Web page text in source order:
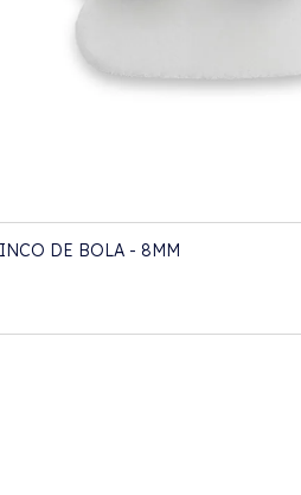
DE BOLA - 8MM